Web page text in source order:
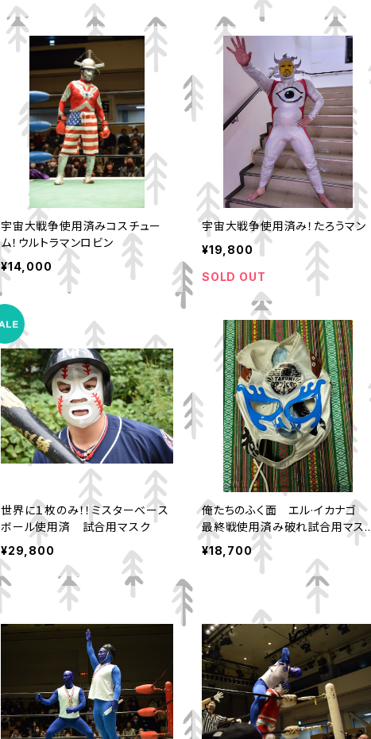
宇宙大戦争使用済みコスチュー
ム！ウルトラマンロビン
¥14,000
宇宙大戦争使用済み！たろうマン
¥19,800
SOLD OUT
世界に１枚のみ！！ミスターべース
ボール使用済 試合用マスク
¥29,800
俺たちのふく面 エル·イカナゴ
最終戦使用済み破れ試合用マス
ク
¥18,700